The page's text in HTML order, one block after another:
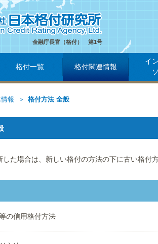
金融庁長官（格付） 第1号
格付一覧 格付関連情報
イ
報 格付方法 全般
た場合は、新しい格付の方法の下に古い格付
の信用格付方法